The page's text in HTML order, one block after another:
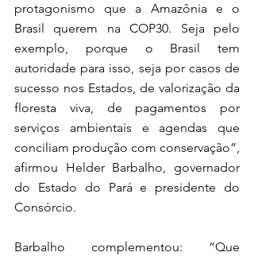
protagonismo que a Amazônia e o
Brasil querem na COP30. Seja pelo
exemplo, porque o Brasil tem
autoridade para isso, seja por casos de
sucesso nos Estados, de valorização da
floresta viva, de pagamentos por
serviços ambientais e agendas que
conciliam produção com conservação”,
afirmou Helder Barbalho, governador
do Estado do Pará e presidente do
Consórcio.
Barbalho complementou: “Que